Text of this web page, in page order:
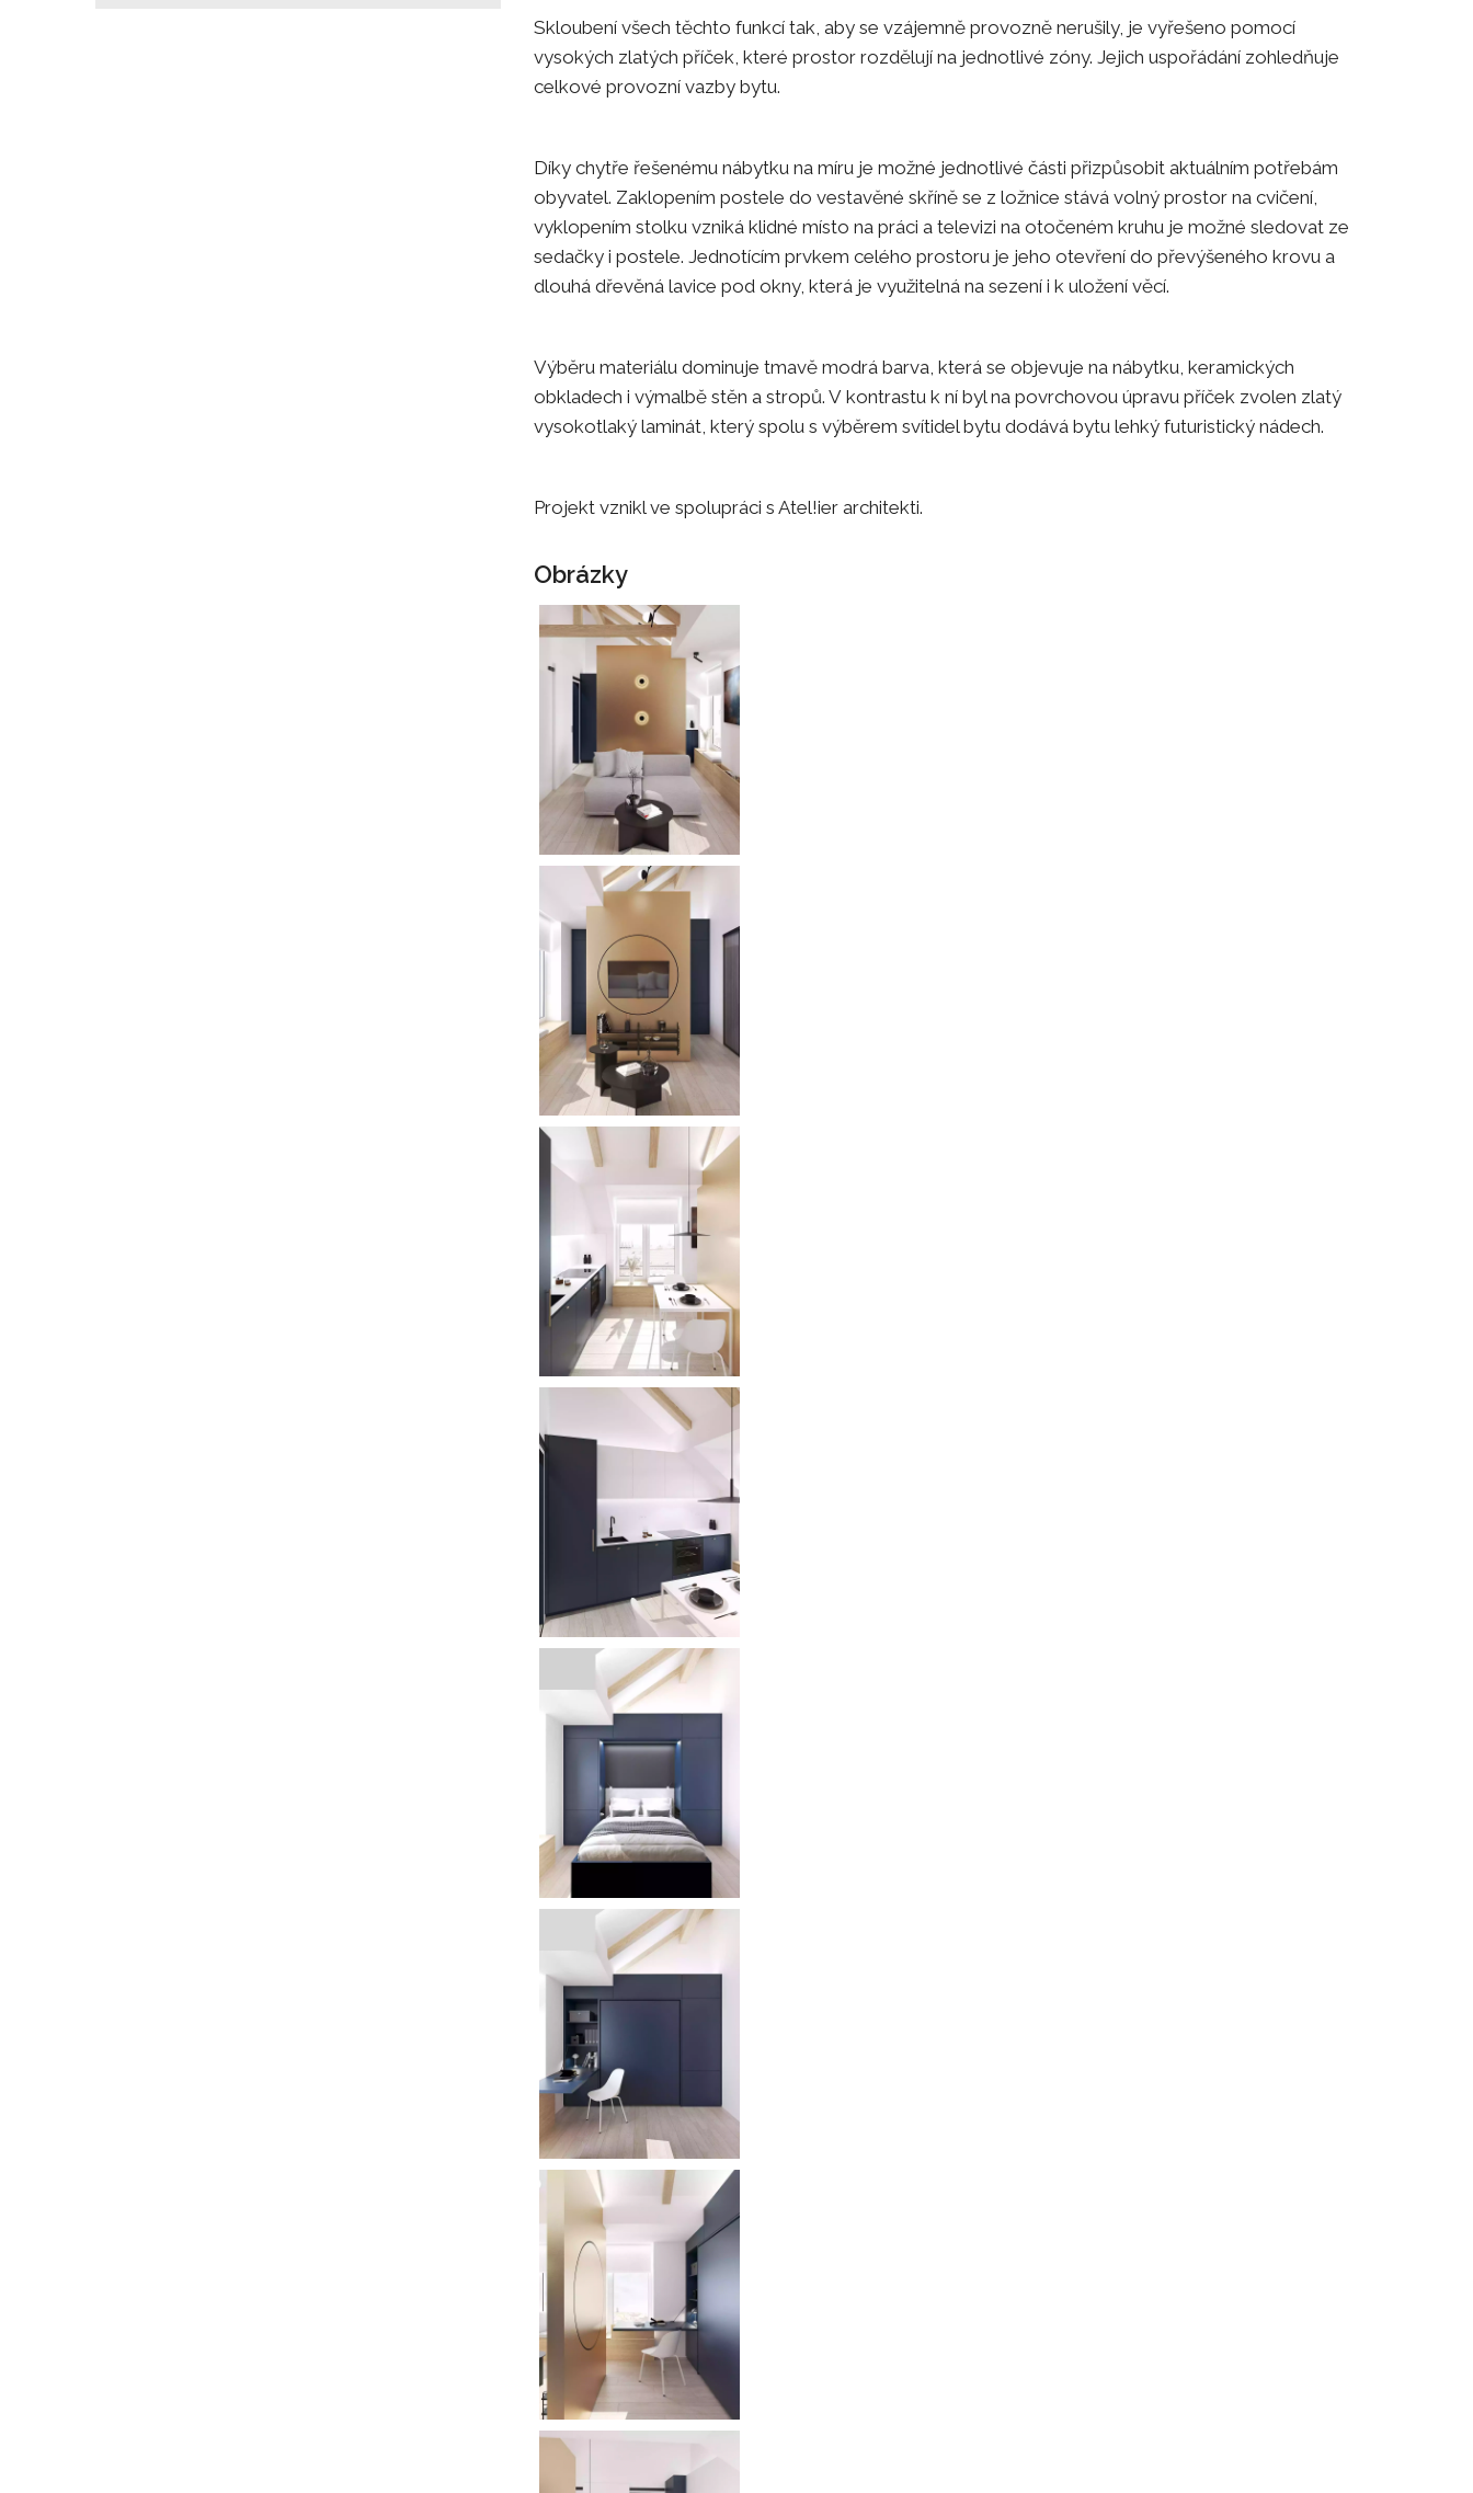
Skloubení všech těchto funkcí tak, aby se vzájemně provozně nerušily, je vyřešeno pomocí
vysokých zlatých příček, které prostor rozdělují na jednotlivé zóny. Jejich uspořádání zohledňuje
celkové provozní vazby bytu.
Díky chytře řešenému nábytku na míru je možné jednotlivé části přizpůsobit aktuálním potřebám
obyvatel. Zaklopením postele do vestavěné skříně se z ložnice stává volný prostor na cvičení,
vyklopením stolku vzniká klidné místo na práci a televizi na otočeném kruhu je možné sledovat ze
sedačky i postele. Jednotícím prvkem celého prostoru je jeho otevření do převýšeného krovu a
dlouhá dřevěná lavice pod okny, která je využitelná na sezení i k uložení věcí.
Výběru materiálu dominuje tmavě modrá barva, která se objevuje na nábytku, keramických
obkladech i výmalbě stěn a stropů. V kontrastu k ní byl na povrchovou úpravu příček zvolen zlatý
vysokotlaký laminát, který spolu s výběrem svítidel bytu dodává bytu lehký futuristický nádech.
Projekt vznikl ve spolupráci s Atel!ier architekti.
Obrázky